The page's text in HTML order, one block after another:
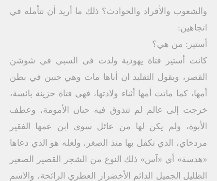
والشعوب والأفراد والحوادث؟ ذلك ما أريد أن نتأمله في
اتجاهين:
أستير: من هي؟
كانت أستير فتاة يهودية ولدت في السبي في شوشن
القصر، ويقول التقليد ان أباها مات وهي جنين في بطن
أمها، كما ماتت أمها أثناء ولادتها، فهي فتاة حزينة بائسة،
خرجت إلى عالم لم تتذوق فيه حنان الأمومة، وعطف
الأبوة، ولم يكن لها من عائل سوى ابن عمها الفقير
مردخاي، الذي تكفل بها منذ الصغر، ولعله هو الذي دعاها
«هدسة» أي «آس» ذلك النوع من الشجر القصير الصغير
الظليل الجميل الدائم الأخضرار العطري الرائحة، والاسم